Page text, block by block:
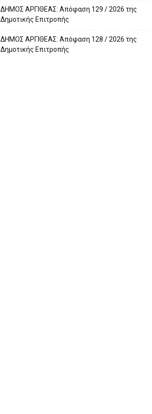
ΔΗΜΟΣ ΑΡΓΙΘΕΑΣ: Απόφαση 129 / 2026 της
Δημοτικής Επιτροπής
ΔΗΜΟΣ ΑΡΓΙΘΕΑΣ: Απόφαση 128 / 2026 της
Δημοτικής Επιτροπής